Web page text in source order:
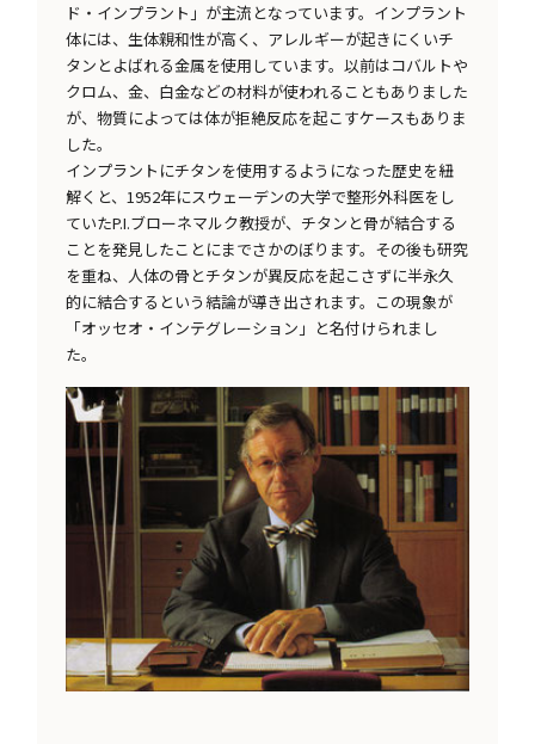
ド・インプラント」が主流となっています。インプラント
体には、生体親和性が高く、アレルギーが起きにくいチ
タンとよばれる金属を使用しています。以前はコバルトや
クロム、金、白金などの材料が使われることもありました
が、物質によっては体が拒絶反応を起こすケースもありま
した。
インプラントにチタンを使用するようになった歴史を紐
解くと、1952年にスウェーデンの大学で整形外科医をし
ていたP.I.ブローネマルク教授が、チタンと骨が結合する
ことを発見したことにまでさかのぼります。その後も研究
を重ね、人体の骨とチタンが異反応を起こさずに半永久
的に結合するという結論が導き出されます。この現象が
「オッセオ・インテグレーション」と名付けられまし
た。